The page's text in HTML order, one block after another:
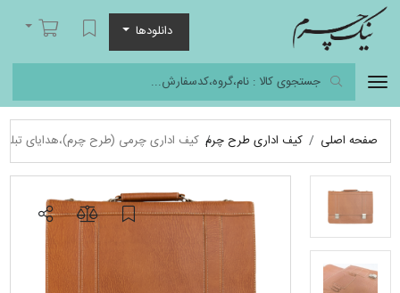
دانلودها
لیست مورد علاقه
سبد خرید
صفحه اصلی کیف اداری طرح چرم کیف اداری چرمی (طرح چرم)،هدایای